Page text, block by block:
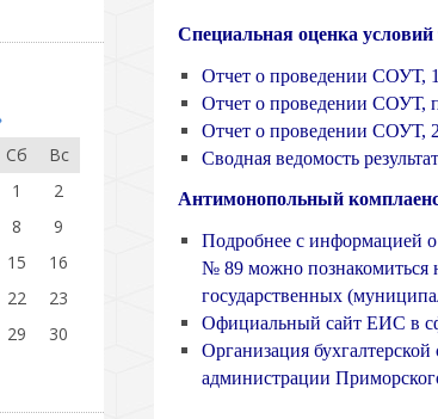
Специальная оценка
Отчет о проведении СОУТ,
Отчет о проведении СОУТ,
Отчет о проведении СОУТ,
Сводная ведомость
Антимонопольный
Подробнее с информацией
№ 89 можно познакомиться
государственных
Официальный сайт ЕИС в
Организация
администрации
Сб
Вс
1
2
8
9
15
16
22
23
29
30